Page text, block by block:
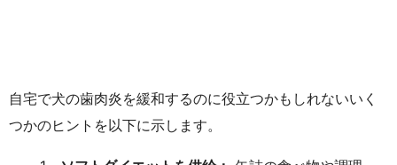
自宅で犬の歯肉炎を緩和するのに役立つかもしれないいく
つかのヒントを以下に示します。